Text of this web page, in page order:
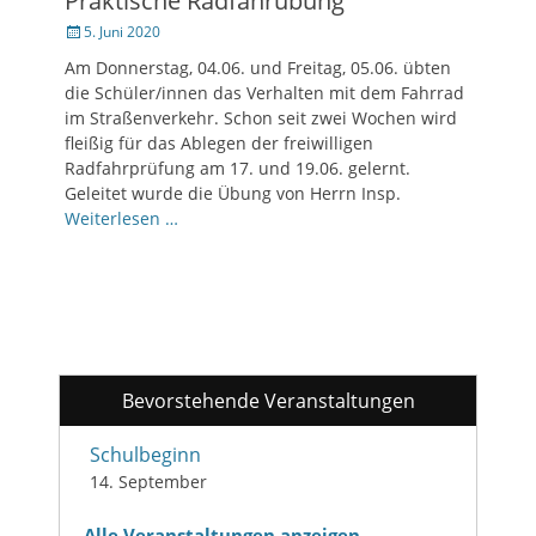
Veröffentlicht
5. Juni 2020
Am Donnerstag, 04.06. und Freitag, 05.06. übten
die Schüler/innen das Verhalten mit dem Fahrrad
im Straßenverkehr. Schon seit zwei Wochen wird
fleißig für das Ablegen der freiwilligen
Radfahrprüfung am 17. und 19.06. gelernt.
Geleitet wurde die Übung von Herrn Insp.
Weiterlesen …
Bevorstehende Veranstaltungen
Schulbeginn
14. September